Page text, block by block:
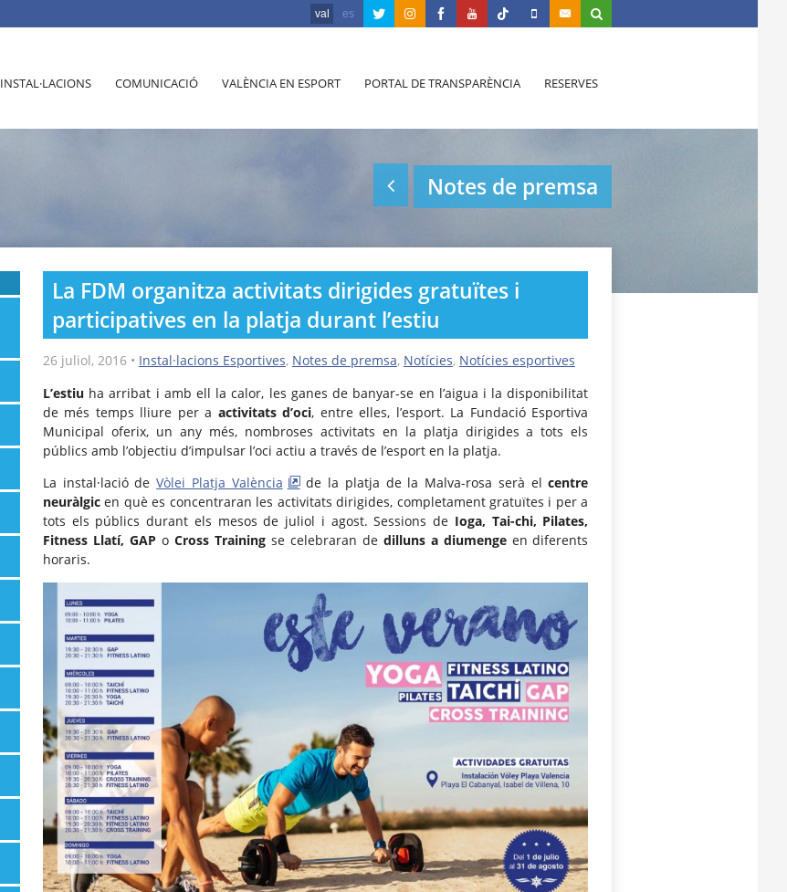
val es
INSTAL·LACIONS COMUNICACIÓ VALÈNCIA EN ESPORT PORTAL DE TRANSPARÈNCIA RESERVES
Notes de premsa
La FDM organitza activitats dirigides gratuïtes i
participatives en la platja durant l’estiu
26 juliol, 2016• Instal·lacions Esportives, Notes de premsa, Notícies, Notícies esportives
L’estiuha arribat i amb ell la calor, les ganes de banyar-se en l’aigua i la disponibilitat
de més temps lliure per a activitats d’oci, entre elles, l’esport. La Fundació Esportiva
Municipal oferix, un any més, nombroses activitats en la platja dirigides a tots els
públics amb l’objectiu d’impulsar l’oci actiu a través de l’esport en la platja.
La instal·lació deVòlei Platja València de la platja de la Malva-rosa serà elcentre
neuràlgicen què es concentraran les activitats dirigides, completament gratuïtes i per a
tots els públics durant els mesos de juliol i agost. Sessions de Ioga, Tai-chi, Pilates,
Fitness Llatí, GAP o Cross Trainingse celebraran de dilluns a diumengeen diferents
horaris.